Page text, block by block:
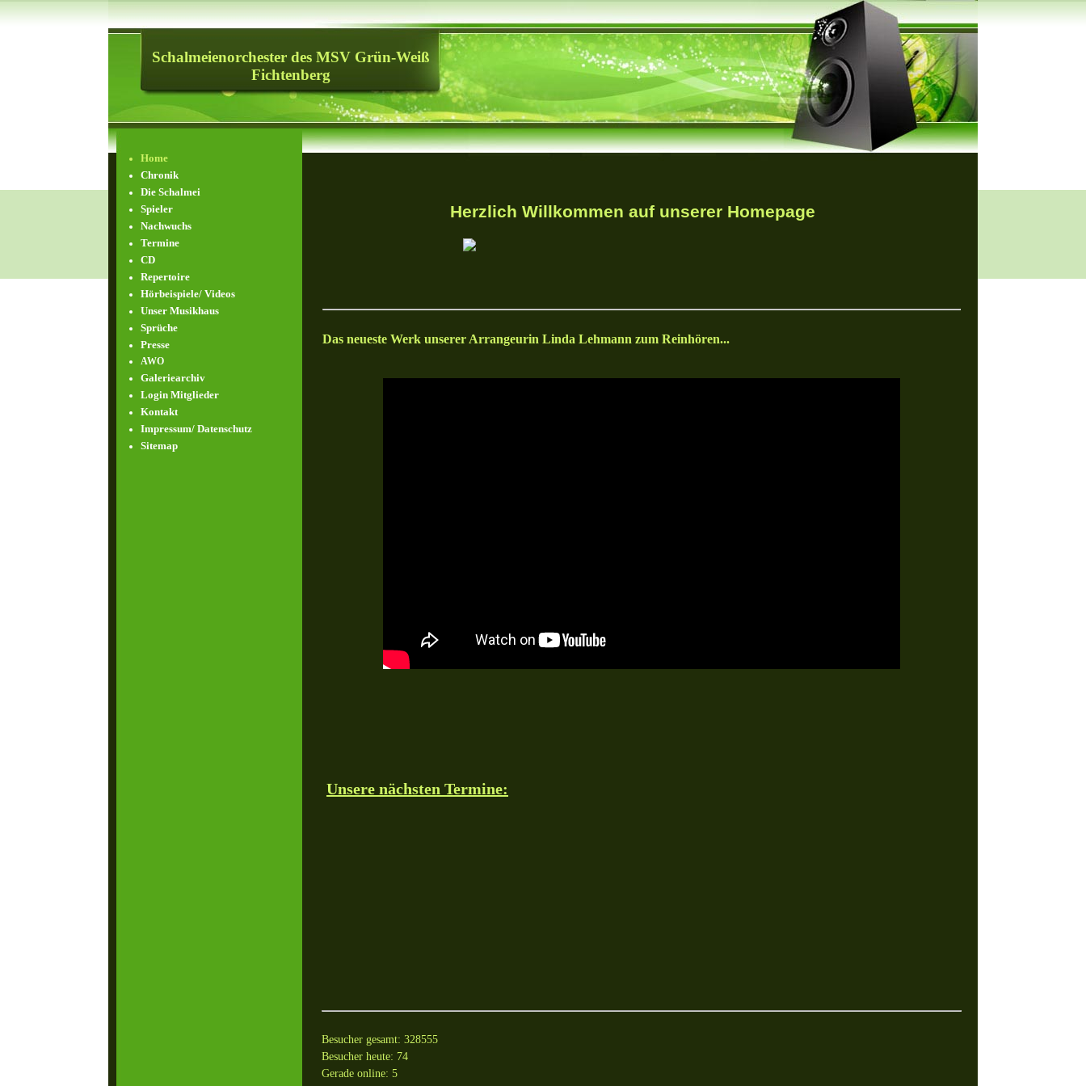
Schalmeienorchester des MSV Grün-Weiß
Fichtenberg
Home
Chronik
Die Schalmei
Spieler
Nachwuchs
Termine
CD
Repertoire
Hörbeispiele/ Videos
Unser Musikhaus
Sprüche
Presse
AWO
Galeriearchiv
Login Mitglieder
Kontakt
Impressum/ Datenschutz
Sitemap
Herzlich Willkommen auf unserer Homepage
Das neueste Werk unserer Arrangeurin Linda Lehmann zum Reinhören...
Unsere nächsten Termine:
Besucher gesamt: 328555
Besucher heute: 74
Gerade online: 5